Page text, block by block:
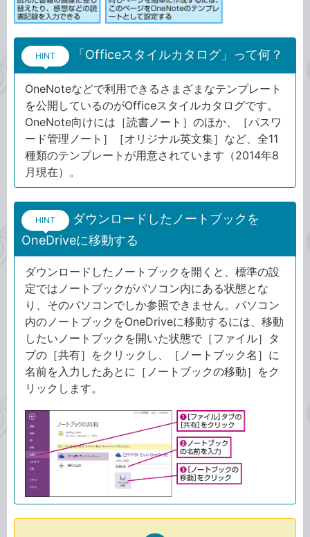
HINT 「Officeスタイルカタログ」って何？
OneNoteなどで利用できるさまざまなテンプレート
を公開しているのがOfficeスタイルカタログです。
OneNote向けには［読書ノート］のほか、［パスワ
ード管理ノート］［オリジナル英文集］など、全11
種類のテンプレートが用意されています（2014年8
月現在）。
HINT
ダウンロードしたノートブックを
OneDriveに移動する
ダウンロードしたノートブックを開くと、標準の設
定ではノートブックがパソコン内にある状態とな
り、そのパソコンでしか参照できません。パソコン
内のノートブックをOneDriveに移動するには、移動
したいノートブックを開いた状態で［ファイル］タ
ブの［共有］をクリックし、［ノートブック名］に
名前を入力したあとに［ノートブックの移動］をク
リックします。